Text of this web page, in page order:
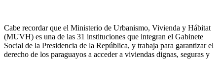
Cabe recordar que el Ministerio de Urbanismo, Vivienda y Hábitat
(MUVH) es una de las 31 instituciones que integran el Gabinete
Social de la Presidencia de la República, y trabaja para garantizar el
derecho de los paraguayos a acceder a viviendas dignas, seguras y